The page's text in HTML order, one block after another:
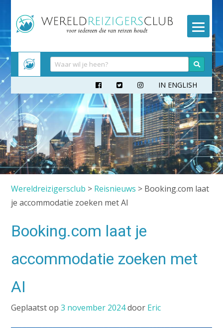
naar
inhoud
   IN ENGLISH
Wereldreizigersclub > Reisnieuws > Booking.com laat
je accommodatie zoeken met AI
Booking.com laat je
accommodatie zoeken met
AI
Geplaatst op3 november 2024door Eric